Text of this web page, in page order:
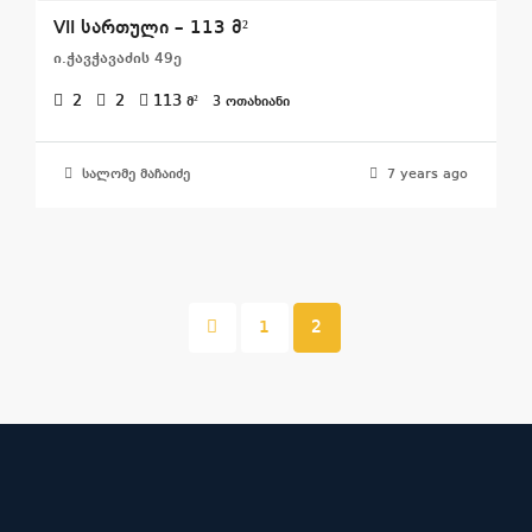
VII სართული – 113 მ²
ი.ჭავჭავაძის 49ე
2 2 113 მ² 3 ᲝᲗᲐᲮᲘᲐᲜᲘ
სალომე მაჩაიძე 7 years ago
1 2